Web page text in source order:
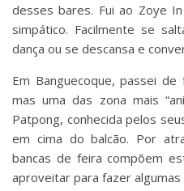
desses bares. Fui ao Zoye
simpático. Facilmente se
dança ou se descansa e
Em Banguecoque, passei
mas uma das zona mais
Patpong, conhecida pelos
em cima do balcão. Por
bancas de feira compõem
aproveitar para fazer algumas